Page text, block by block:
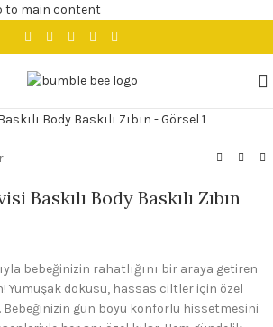
to main content
Baskılı Body Baskılı Zıbın
bebeğinizin rahatlığını bir araya getiren
Yumuşak dokusu, hassas ciltler için özel
gün boyu konforlu hissetmesini